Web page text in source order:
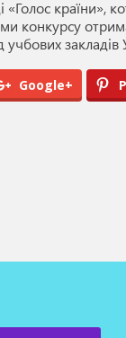
«Голос країни»,
конкурсу
закладів
Google+